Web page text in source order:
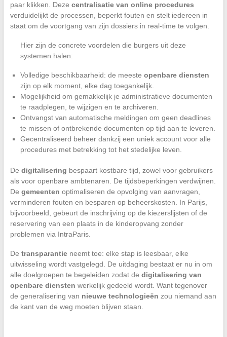
paar klikken. Deze centralisatie van online procedures
verduidelijkt de processen, beperkt fouten en stelt iedereen in
staat om de voortgang van zijn dossiers in real-time te volgen.
Hier zijn de concrete voordelen die burgers uit deze
systemen halen:
Volledige beschikbaarheid: de meeste openbare diensten
zijn op elk moment, elke dag toegankelijk.
Mogelijkheid om gemakkelijk je administratieve documenten
te raadplegen, te wijzigen en te archiveren.
Ontvangst van automatische meldingen om geen deadlines
te missen of ontbrekende documenten op tijd aan te leveren.
Gecentraliseerd beheer dankzij een uniek account voor alle
procedures met betrekking tot het stedelijke leven.
De digitalisering bespaart kostbare tijd, zowel voor gebruikers
als voor openbare ambtenaren. De tijdsbeperkingen verdwijnen.
De gemeenten optimaliseren de opvolging van aanvragen,
verminderen fouten en besparen op beheerskosten. In Parijs,
bijvoorbeeld, gebeurt de inschrijving op de kiezerslijsten of de
reservering van een plaats in de kinderopvang zonder
problemen via IntraParis.
De transparantieneemt toe: elke stap is leesbaar, elke
uitwisseling wordt vastgelegd. De uitdaging bestaat er nu in om
alle doelgroepen te begeleiden zodat de digitalisering van
openbare diensten werkelijk gedeeld wordt. Want tegenover
de generalisering van nieuwe technologieën zou niemand aan
de kant van de weg moeten blijven staan.